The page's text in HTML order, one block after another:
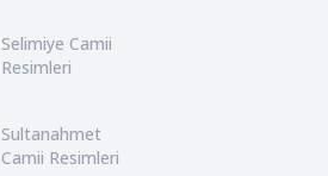
Selimiye Camii
Resimleri
Sultanahmet
Camii Resimleri